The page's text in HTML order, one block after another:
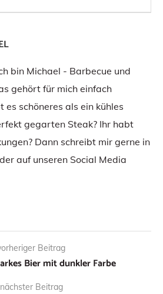
bin Michael - Barbecue und
gehört für mich einfach
es schöneres als ein kühles
gegarten Steak? Ihr habt
Dann schreibt mir gerne in
auf unseren Social Media
Beitrag
Bier mit dunkler Farbe
nächster Beitrag